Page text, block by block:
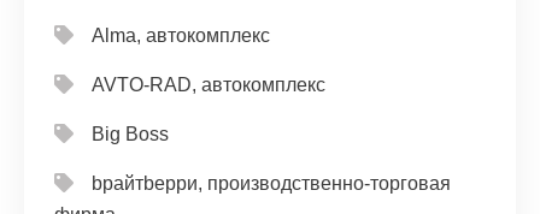
Alma, автокомплекс
AVTO-RAD, автокомплекс
Big Boss
bрайтbерри, производственно-торговая